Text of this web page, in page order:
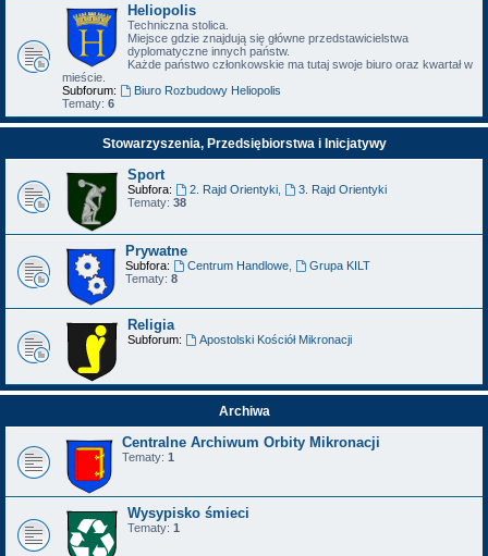
Heliopolis
Techniczna stolica.
Miejsce gdzie znajdują się główne przedstawicielstwa
dyplomatyczne innych państw.
Każde państwo członkowskie ma tutaj swoje biuro oraz kwartał w
mieście.
Subforum:
Biuro Rozbudowy Heliopolis
Tematy: 6
Stowarzyszenia, Przedsiębiorstwa i Inicjatywy
Sport
Subfora: 2. Rajd Orientyki,
3. Rajd Orientyki
Tematy: 38
Prywatne
Subfora: Centrum Handlowe,
Grupa KILT
Tematy: 8
Religia
Subforum: Apostolski Kościół Mikronacji
Archiwa
Centralne Archiwum Orbity Mikronacji
Tematy: 1
Wysypisko śmieci
Tematy: 1